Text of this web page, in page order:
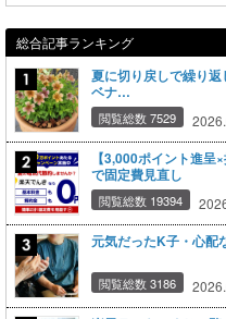
総合記事ランキング
夏に切り戻しで繰り
ベナ…
閲覧総数 7529
【3,000ポイント進呈
で固定費見直し
閲覧総数 19394
元気だったK子・心配
閲覧総数 3186